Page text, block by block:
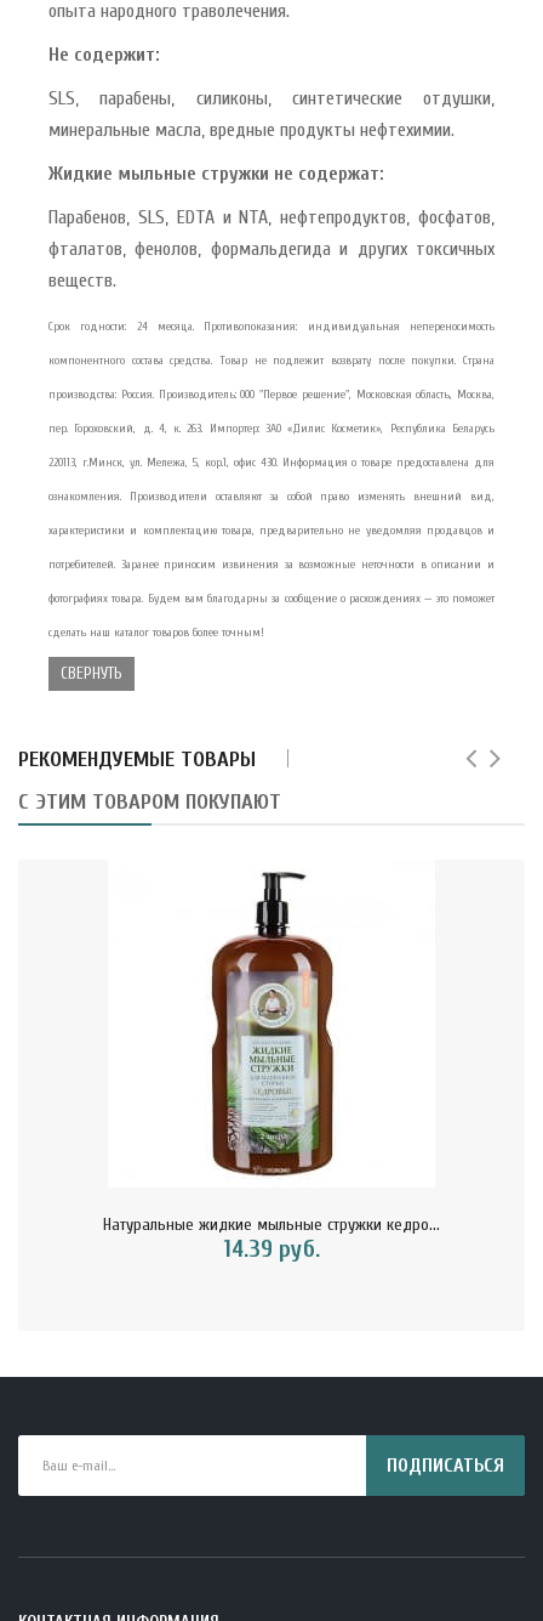
опыта народного траволечения.
Не содержит:
SLS, парабены, силиконы, синтетические отдушки,
минеральные масла, вредные продукты нефтехимии.
Жидкие мыльные стружки не содержат:
Парабенов, SLS, EDTA и NTA, нефтепродуктов, фосфатов,
фталатов, фенолов, формальдегида и других токсичных
веществ.
Срок годности: 24 месяца. Противопоказания: индивидуальная непереносимость
компонентного состава средства. Товар не подлежит возврату после покупки. Страна
производства: Россия. Производитель: ООО "Первое решение", Московская область, Москва,
пер. Гороховский, д. 4, к. 263. Импортер: ЗАО «Дилис Косметик», Республика Беларусь
220113, г.Минск, ул. Мележа, 5, кор.1, офис 430. Информация о товаре предоставлена для
ознакомления. Производители оставляют за собой право изменять внешний вид,
характеристики и комплектацию товара, предварительно не уведомляя продавцов и
потребителей. Заранее приносим извинения за возможные неточности в описании и
фотографиях товара. Будем вам благодарны за сообщение о расхождениях — это поможет
сделать наш каталог товаров более точным!
СВЕРНУТЬ
РЕКОМЕНДУЕМЫЕ ТОВАРЫ
С ЭТИМ ТОВАРОМ ПОКУПАЮТ
Натуральные жидкие мыльные стружки кедро...
14.39 руб.
ПОДПИСАТЬСЯ